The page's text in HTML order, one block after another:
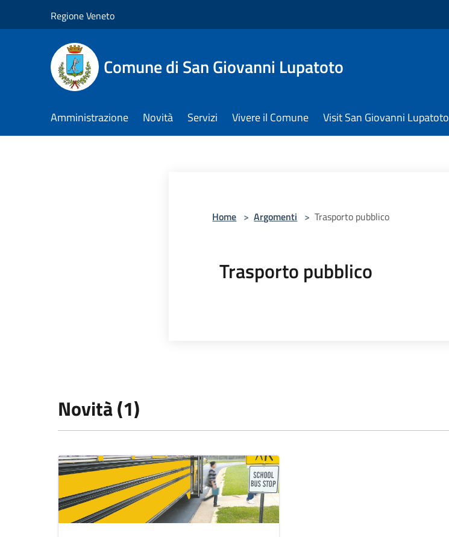
Regione Veneto
Comune di San Giovanni Lupatoto
Amministrazione Novità Servizi Vivere il Comune Visit San Giovanni Lupatoto
Home > Argomenti > Trasporto pubblico
Trasporto pubblico
Novità (1)